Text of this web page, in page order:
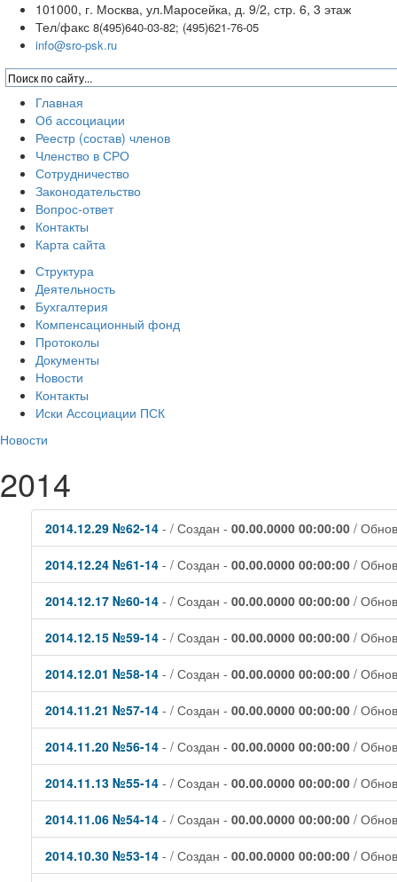
101000, г. Москва, ул.Маросейка, д. 9/2, стр. 6, 3 этаж
Тел/факс 8(495)640-03-82; (495)621-76-05
info@sro-psk.ru
Главная
Об ассоциации
Реестр (состав) членов
Членство в СРО
Сотрудничество
Законодательство
Вопрос-ответ
Контакты
Карта сайта
Структура
Деятельность
Бухгалтерия
Компенсационный фонд
Протоколы
Документы
Новости
Контакты
Иски Ассоциации ПСК
Новости
2014
2014.12.29 №62-14 - / Создан - 00.00.0000 00:00:00 /
2014.12.24 №61-14 - / Создан - 00.00.0000 00:00:00 /
2014.12.17 №60-14 - / Создан - 00.00.0000 00:00:00 /
2014.12.15 №59-14 - / Создан - 00.00.0000 00:00:00 /
2014.12.01 №58-14 - / Создан - 00.00.0000 00:00:00 /
2014.11.21 №57-14 - / Создан - 00.00.0000 00:00:00 /
2014.11.20 №56-14 - / Создан - 00.00.0000 00:00:00 /
2014.11.13 №55-14 - / Создан - 00.00.0000 00:00:00 /
2014.11.06 №54-14 - / Создан - 00.00.0000 00:00:00 /
2014.10.30 №53-14 - / Создан - 00.00.0000 00:00:00 /